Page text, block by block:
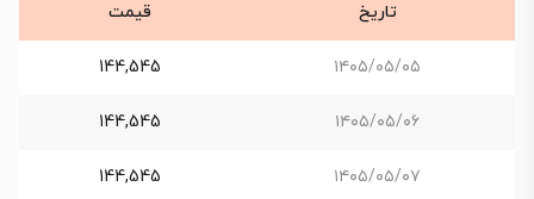
تاریخ قیمت
۱۴۰۵/۰۵/۰۵ 144,545
۱۴۰۵/۰۵/۰۶ 144,545
۱۴۰۵/۰۵/۰۷ 144,545